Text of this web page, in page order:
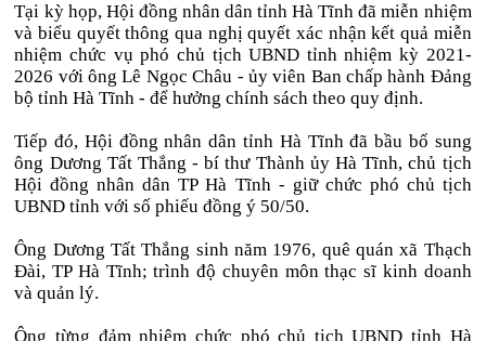
Tại kỳ họp, Hội đồng nhân dân tỉnh Hà Tĩnh đã miễn nhiệm
và biểu quyết thông qua nghị quyết xác nhận kết quả miễn
nhiệm chức vụ phó chủ tịch UBND tỉnh nhiệm kỳ 2021-
2026 với ông Lê Ngọc Châu - ủy viên Ban chấp hành Đảng
bộ tỉnh Hà Tĩnh - để hưởng chính sách theo quy định.
Tiếp đó, Hội đồng nhân dân tỉnh Hà Tĩnh đã bầu bổ sung
ông Dương Tất Thắng - bí thư Thành ủy Hà Tĩnh, chủ tịch
Hội đồng nhân dân TP Hà Tĩnh - giữ chức phó chủ tịch
UBND tỉnh với số phiếu đồng ý 50/50.
Ông Dương Tất Thắng sinh năm 1976, quê quán xã Thạch
Đài, TP Hà Tĩnh; trình độ chuyên môn thạc sĩ kinh doanh
và quản lý.
Ông từng đảm nhiệm chức phó chủ tịch UBND tỉnh Hà